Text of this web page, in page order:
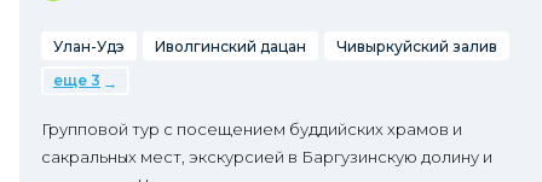
Улан-Удэ Иволгинский дацан
Чивыркуйский залив
еще 3
Групповой тур с посещением буддийских храмов и
сакральных мест, экскурсией в Баргузинскую долину и